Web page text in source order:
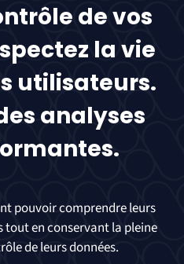
de vos
la vie
utilisateurs.
analyses
pouvoir comprendre leurs
en conservant la pleine
de leurs données.